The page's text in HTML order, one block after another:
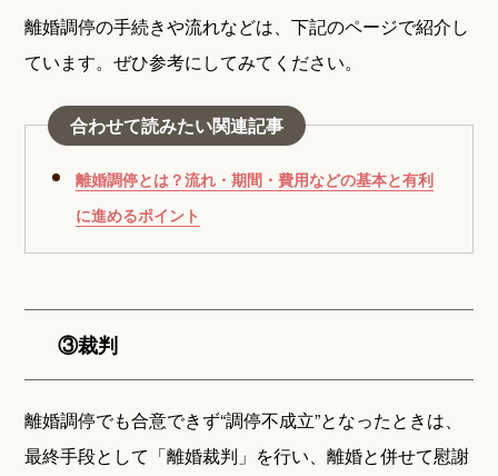
離婚調停の手続きや流れなどは、下記のページで紹介し
ています。ぜひ参考にしてみてください。
合わせて読みたい関連記事
離婚調停とは？流れ・期間・費用などの基本と有利
に進めるポイント
③裁判
離婚調停でも合意できず“調停不成立”となったときは、
最終手段として「離婚裁判」を行い、離婚と併せて慰謝